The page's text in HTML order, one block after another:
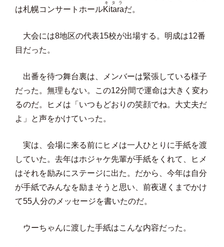
は札幌コンサートホールKitara
キタラ
だ。
大会には8地区の代表15校が出場する。明成は12番
目だった。
出番を待つ舞台裏は、メンバーは緊張している様子
だった。無理もない。この12分間で運命は大きく変わ
るのだ。ヒメは「いつもどおりの笑顔でね。大丈夫だ
よ」と声をかけていった。
実は、会場に来る前にヒメは一人ひとりに手紙を渡
していた。去年はホジャケ先輩が手紙をくれて、ヒメ
はそれを励みにステージに出た。だから、今年は自分
が手紙でみんなを励まそうと思い、前夜遅くまでかけ
て55人分のメッセージを書いたのだ。
ウーちゃんに渡した手紙はこんな内容だった。